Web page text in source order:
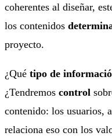
coherentes al diseñar,
los contenidos
proyecto.
¿Qué tipo de
¿Tendremos control
contenido: los usuarios,
relaciona eso con los